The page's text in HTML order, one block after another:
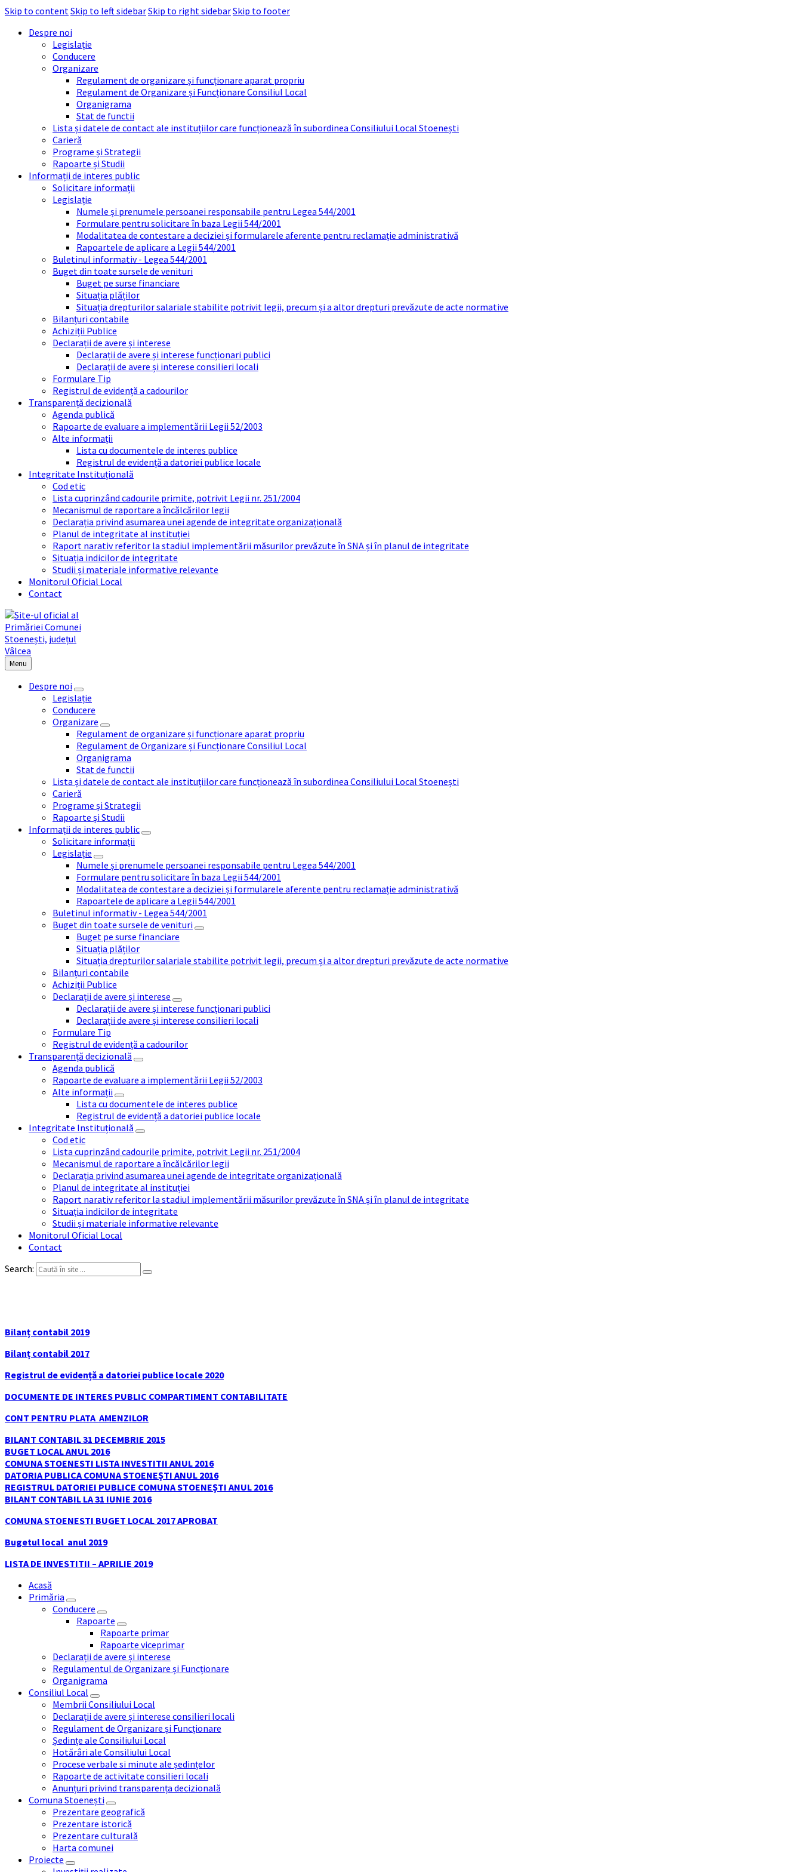
Skip to contentSkip to left sidebarSkip to right sidebarSkip to footer
Despre noi
Legislație
Conducere
Organizare
Regulament de organizare și funcționare aparat propriu
Regulament de Organizare și Funcționare Consiliul Local
Organigrama
Stat de functii
Lista și datele de contact ale instituțiilor care funcționează în subordinea Consiliului Local Stoenești
Carieră
Programe și Strategii
Rapoarte și Studii
Informații de interes public
Solicitare informații
Legislație
Numele și prenumele persoanei responsabile pentru Legea 544/2001
Formulare pentru solicitare în baza Legii 544/2001
Modalitatea de contestare a deciziei și formularele aferente pentru reclamație administrativă
Rapoartele de aplicare a Legii 544/2001
Buletinul informativ - Legea 544/2001
Buget din toate sursele de venituri
Buget pe surse financiare
Situația plăților
Situația drepturilor salariale stabilite potrivit legii, precum și a altor drepturi prevăzute de acte normative
Bilanțuri contabile
Achiziții Publice
Declarații de avere și interese
Declarații de avere și interese funcționari publici
Declarații de avere și interese consilieri locali
Formulare Tip
Registrul de evidență a cadourilor
Transparență decizională
Agenda publică
Rapoarte de evaluare a implementării Legii 52/2003
Alte informații
Lista cu documentele de interes publice
Registrul de evidență a datoriei publice locale
Integritate Instituțională
Cod etic
Lista cuprinzând cadourile primite, potrivit Legii nr. 251/2004
Mecanismul de raportare a încălcărilor legii
Declarația privind asumarea unei agende de integritate organizațională
Planul de integritate al instituției
Raport narativ referitor la stadiul implementării măsurilor prevăzute în SNA și în planul de integritate
Situația indicilor de integritate
Studii și materiale informative relevante
Monitorul Oficial Local
Contact
Menu
Despre noi
Legislație
Conducere
Organizare
Regulament de organizare și funcționare aparat propriu
Regulament de Organizare și Funcționare Consiliul Local
Organigrama
Stat de functii
Lista și datele de contact ale instituțiilor care funcționează în subordinea Consiliului Local Stoenești
Carieră
Programe și Strategii
Rapoarte și Studii
Informații de interes public
Solicitare informații
Legislație
Numele și prenumele persoanei responsabile pentru Legea 544/2001
Formulare pentru solicitare în baza Legii 544/2001
Modalitatea de contestare a deciziei și formularele aferente pentru reclamație administrativă
Rapoartele de aplicare a Legii 544/2001
Buletinul informativ - Legea 544/2001
Buget din toate sursele de venituri
Buget pe surse financiare
Situația plăților
Situația drepturilor salariale stabilite potrivit legii, precum și a altor drepturi prevăzute de acte normative
Bilanțuri contabile
Achiziții Publice
Declarații de avere și interese
Declarații de avere și interese funcționari publici
Declarații de avere și interese consilieri locali
Formulare Tip
Registrul de evidență a cadourilor
Transparență decizională
Agenda publică
Rapoarte de evaluare a implementării Legii 52/2003
Alte informații
Lista cu documentele de interes publice
Registrul de evidență a datoriei publice locale
Integritate Instituțională
Cod etic
Lista cuprinzând cadourile primite, potrivit Legii nr. 251/2004
Mecanismul de raportare a încălcărilor legii
Declarația privind asumarea unei agende de integritate organizațională
Planul de integritate al instituției
Raport narativ referitor la stadiul implementării măsurilor prevăzute în SNA și în planul de integritate
Situația indicilor de integritate
Studii și materiale informative relevante
Monitorul Oficial Local
Contact
Search:
Bilanț contabil 2019
Bilanț contabil 2017
Registrul de evidență a datoriei publice locale 2020
DOCUMENTE DE INTERES PUBLIC COMPARTIMENT CONTABILITATE
CONT PENTRU PLATA AMENZILOR
BILANT CONTABIL 31 DECEMBRIE 2015
BUGET LOCAL ANUL 2016
COMUNA STOENESTI LISTA INVESTITII ANUL 2016
DATORIA PUBLICA COMUNA STOENEŞTI ANUL 2016
REGISTRUL DATORIEI PUBLICE COMUNA STOENEŞTI ANUL 2016
BILANT CONTABIL LA 31 IUNIE 2016
COMUNA STOENESTI BUGET LOCAL 2017 APROBAT
Bugetul local anul 2019
LISTA DE INVESTITII – APRILIE 2019
Acasă
Primăria
Conducere
Rapoarte
Rapoarte primar
Rapoarte viceprimar
Declarații de avere și interese
Regulamentul de Organizare și Funcționare
Organigrama
Consiliul Local
Membrii Consiliului Local
Declarații de avere și interese consilieri locali
Regulament de Organizare și Funcționare
Ședințe ale Consiliului Local
Hotărâri ale Consiliului Local
Procese verbale si minute ale ședințelor
Rapoarte de activitate consilieri locali
Anunțuri privind transparența decizională
Comuna Stoenești
Prezentare geografică
Prezentare istorică
Prezentare culturală
Harta comunei
Proiecte